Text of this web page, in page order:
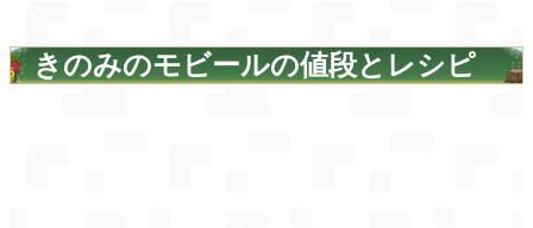
きのみのモビールの値段とレシピ